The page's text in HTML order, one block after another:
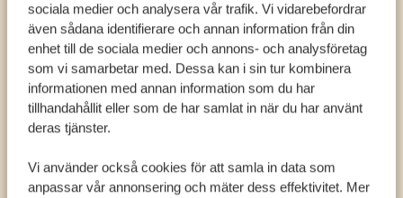
sociala medier och analysera vår trafik. Vi vidarebefordrar
även sådana identifierare och annan information från din
enhet till de sociala medier och annons- och analysföretag
som vi samarbetar med. Dessa kan i sin tur kombinera
informationen med annan information som du har
tillhandahållit eller som de har samlat in när du har använt
deras tjänster.
Vi använder också cookies för att samla in data som
anpassar vår annonsering och mäter dess effektivitet. Mer
FÅ PERSONLIG RÅDGIVNING FRÅN VÅRA
EXPERTER
SV:+31 174 788 108